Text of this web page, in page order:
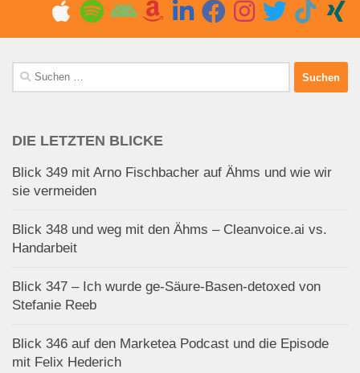
Suchen
nach:
DIE LETZTEN BLICKE
Blick 349 mit Arno Fischbacher auf Ähms und wie wir
sie vermeiden
Blick 348 und weg mit den Ähms – Cleanvoice.ai vs.
Handarbeit
Blick 347 – Ich wurde ge-Säure-Basen-detoxed von
Stefanie Reeb
Blick 346 auf den Marketea Podcast und die Episode
mit Felix Hederich